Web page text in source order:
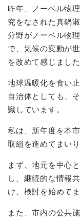
昨年、ノーベル物
究をなされた真鍋
分野がノーベル物
で、気候の変動が
を改めて感じました
地球温暖化を食い
自治体としても、
識しています。
私は、新年度を本
取組を進めてまいり
まず、地元を中心
し、継続的な情報
け、検討を始めてま
また、市内の公共